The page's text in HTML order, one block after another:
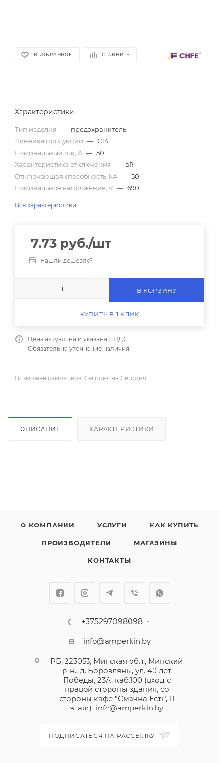
В ИЗБРАННОЕ СРАВНИТЬ
Характеристики
Тип изделия — предохранитель
Линейка продукции — C14
Номинальный ток, A — 50
Характеристика отключения — aR
Отключающая способность, kA — 50
Номинальное напряжение, V — 690
Все характеристики
7.73 руб./шт
Нашли дешевле?
В КОРЗИНУ
КУПИТЬ В 1 КЛИК
Цена актуальна и указана с НДС.
Обязательно уточнение наличия.
Возможен самовывоз, Сегодня на Сегодня.
ОПИСАНИЕ ХАРАКТЕРИСТИКИ
О КОМПАНИИ УСЛУГИ КАК КУПИТЬ
ПРОИЗВОДИТЕЛИ МАГАЗИНЫ
КОНТАКТЫ
+375297098098
info@amperkin.by
РБ, 223053, Минская обл., Минский
р-н., д. Боровляны, ул. 40 лет
Победы, 23А, каб.100 (вход с
правой стороны здания, со
стороны кафе "Смачна Естi", 11
этаж.) info@amperkin.by
ПОДПИСАТЬСЯ НА РАССЫЛКУ